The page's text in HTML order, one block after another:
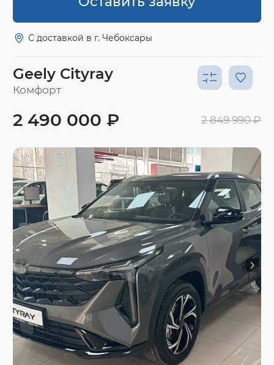
С доставкой в г. Чебоксары
Geely Cityray
Комфорт
2 490 000 ₽ 2 849 990 ₽